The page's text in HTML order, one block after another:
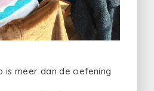
is meer dan de oefening